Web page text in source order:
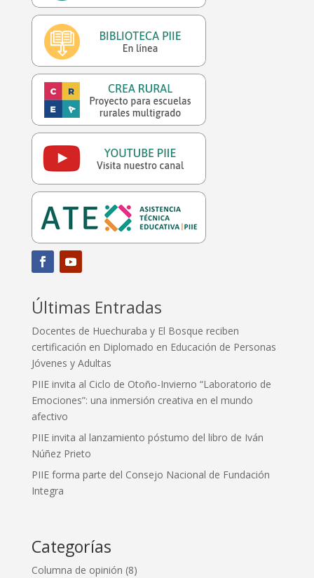
Últimas Entradas
Docentes de Huechuraba y El Bosque reciben
certificación en Diplomado en Educación de Personas
Jóvenes y Adultas
PIIE invita al Ciclo de Otoño-Invierno “Laboratorio de
Emociones”: una inmersión creativa en el mundo
afectivo
PIIE invita al lanzamiento póstumo del libro de Iván
Núñez Prieto
PIIE forma parte del Consejo Nacional de Fundación
Integra
Categorías
Columna de opinión (8)